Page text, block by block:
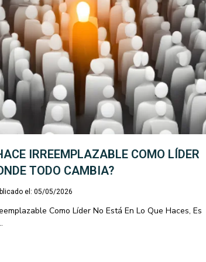
IRREEMPLAZABLE COMO LÍDER
TODO CAMBIA?
el: 05/05/2026
Como Líder No Está En Lo Que Haces, Es